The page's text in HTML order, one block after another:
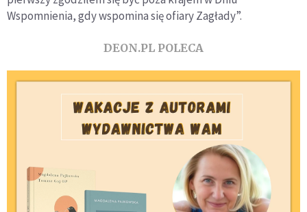
Wspomnienia, gdy wspomina się ofiary Zagłady”.
DEON.PL POLECA